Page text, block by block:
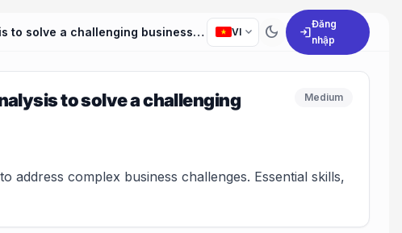
Can you describe a situation where you used data analysis to solve a challenging business problem? VI expand_more dark_mode login
Đăng
nhập
to solve a challenging
Medium
address complex business challenges. Essential skills,